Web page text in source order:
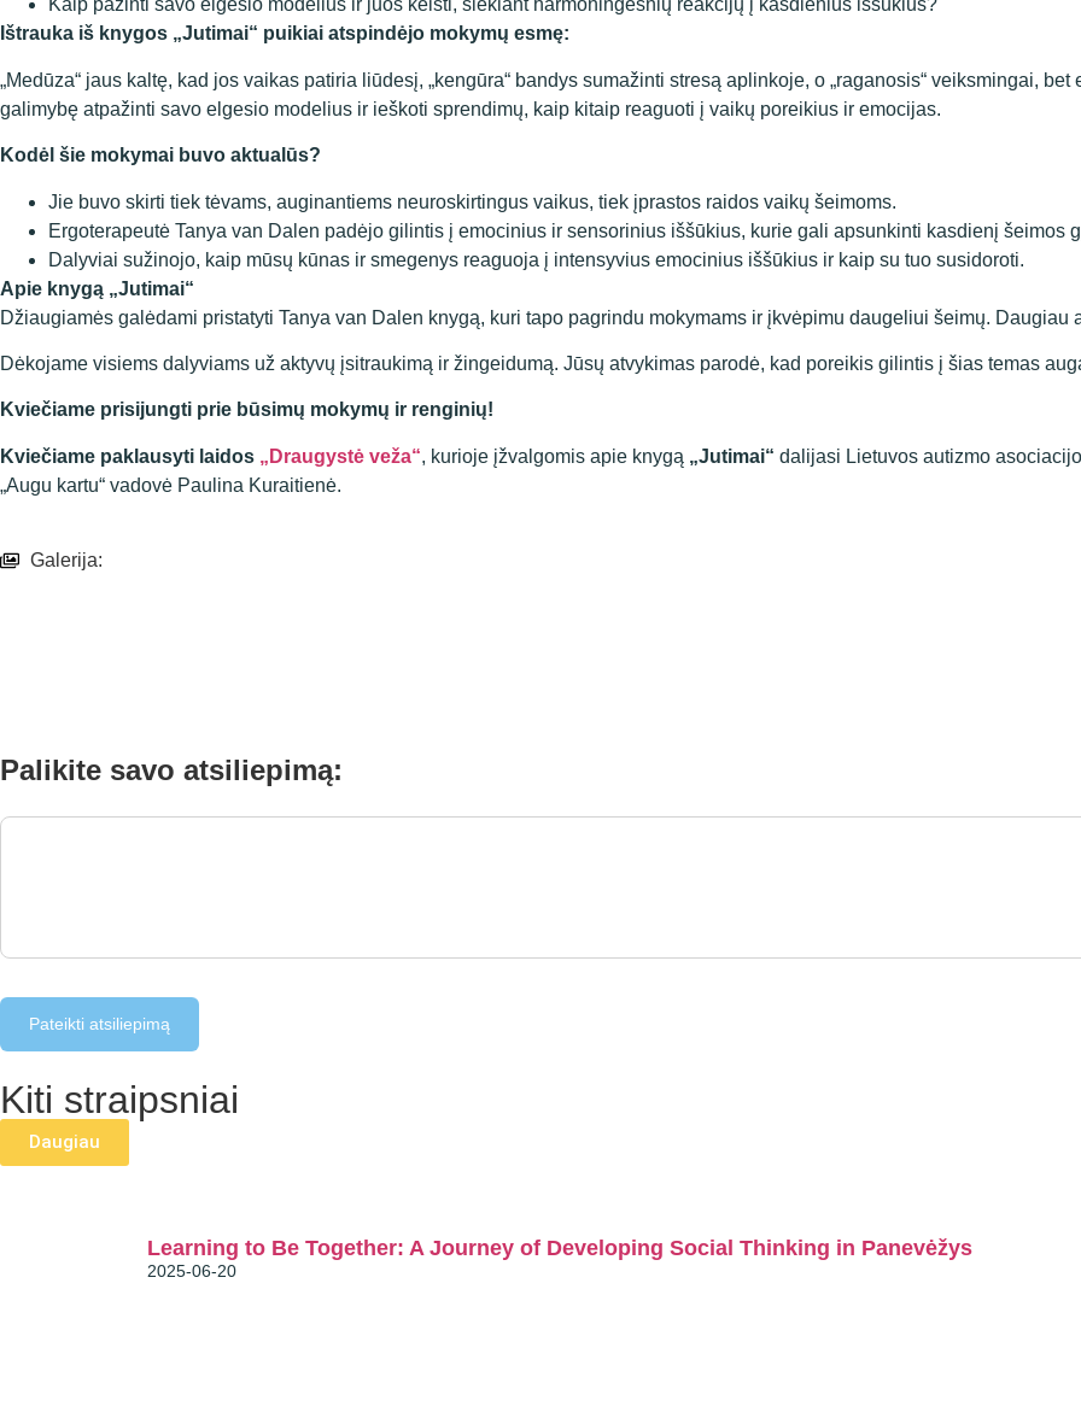
Kaip pažinti savo elgesio modelius ir juos keisti, siekiant harmoningesnių reakcijų į kasdienius iššūkius?
Ištrauka iš knygos „Jutimai“ puikiai atspindėjo mokymų esmę:
„Medūza“ jaus kaltę, kad jos vaikas patiria liūdesį, „kengūra“ bandys sumažinti stresą aplinkoje, o „raganosis“ veiksmingai,
galimybę atpažinti savo elgesio modelius ir ieškoti sprendimų, kaip kitaip reaguoti į vaikų poreikius ir emocijas.
Kodėl šie mokymai buvo aktualūs?
Jie buvo skirti tiek tėvams, auginantiems neuroskirtingus vaikus, tiek įprastos raidos vaikų šeimoms.
Ergoterapeutė Tanya van Dalen padėjo gilintis į emocinius ir sensorinius iššūkius, kurie gali apsunkinti kasdienį šeimos
Dalyviai sužinojo, kaip mūsų kūnas ir smegenys reaguoja į intensyvius emocinius iššūkius ir kaip su tuo susidoroti.
Apie knygą „Jutimai“
Džiaugiamės galėdami pristatyti Tanya van Dalen knygą, kuri tapo pagrindu mokymams ir įkvėpimu daugeliui šeimų.
Dėkojame visiems dalyviams už aktyvų įsitraukimą ir žingeidumą. Jūsų atvykimas parodė, kad poreikis gilintis į šias temas
Kviečiame prisijungti prie būsimų mokymų ir renginių!
Kviečiame paklausyti laidos „Draugystė veža“, kurioje įžvalgomis apie knygą „Jutimai“ dalijasi Lietuvos autizmo
„Augu kartu“ vadovė Paulina Kuraitienė.
Galerija:
Palikite savo atsiliepimą:
Pateikti atsiliepimą
Kiti straipsniai
Daugiau
Learning to Be Together: A Journey of Developing Social Thinking in Panevėžys
2025-06-20